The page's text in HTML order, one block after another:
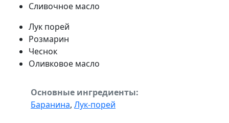
Сливочное масло
Лук порей
Розмарин
Чеснок
Оливковое масло
Основные ингредиенты:
Баранина, Лук-порей